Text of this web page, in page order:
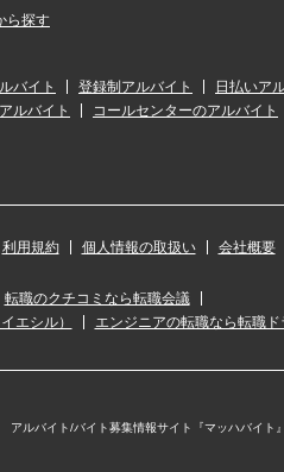
ら探す
バイト 登録制アルバイト
日払いア
ルバイト
コールセンターのアルバイト
利用規約 個人情報の取扱い 会社概要
転職のクチコミなら転職会議
エシル）
エンジニアの転職なら転職ド
ルバイト/バイト募集情報サイト『マッハバイト